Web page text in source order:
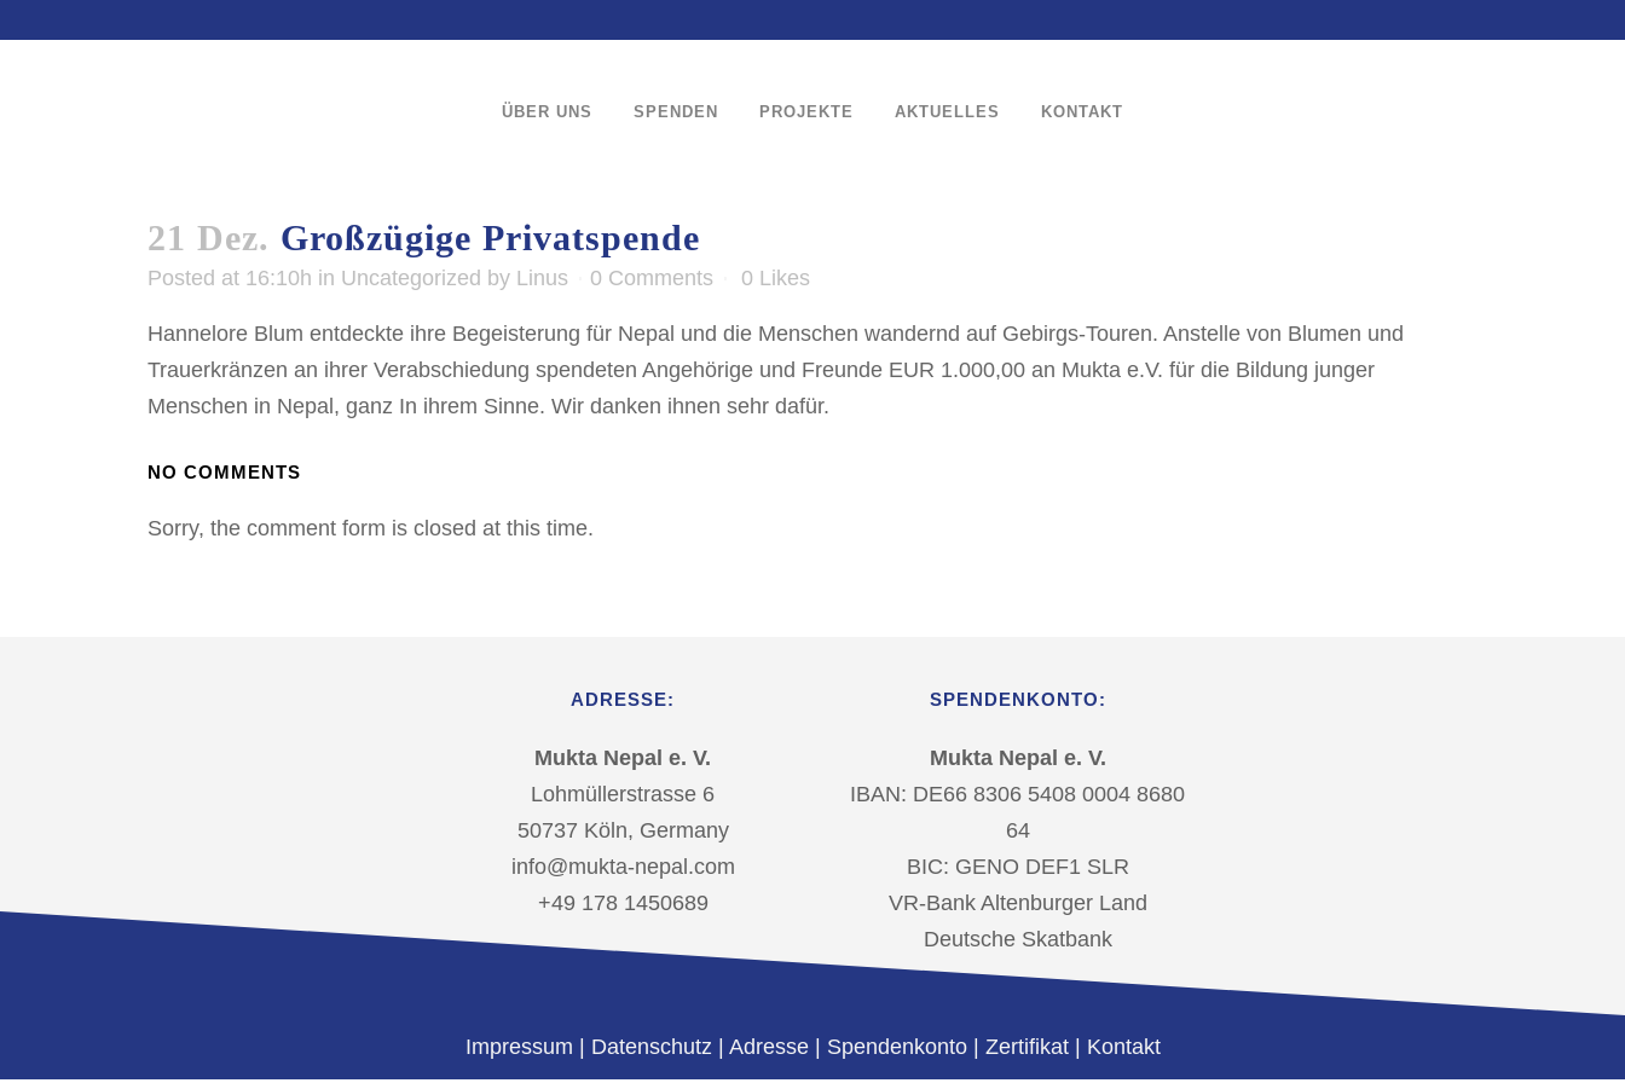
ÜBER UNS SPENDEN PROJEKTE AKTUELLES KONTAKT
21 Dez. Großzügige Privatspende
Posted at 16:10h in Uncategorized by Linus 0 Comments 0 Likes
Hannelore Blum entdeckte ihre Begeisterung für Nepal und die Menschen wandernd auf Gebirgs-Touren. Anstelle von Blumen und
Trauerkränzen an ihrer Verabschiedung spendeten Angehörige und Freunde EUR 1.000,00 an Mukta e.V. für die Bildung junger
Menschen in Nepal, ganz In ihrem Sinne. Wir danken ihnen sehr dafür.
NO COMMENTS
Sorry, the comment form is closed at this time.
ADRESSE:
Mukta Nepal e. V.
Lohmüllerstrasse 6
50737 Köln, Germany
info@mukta-nepal.com
+49 178 1450689
SPENDENKONTO:
Mukta Nepal e. V.
IBAN: DE66 8306 5408 0004 8680
64
BIC: GENO DEF1 SLR
VR-Bank Altenburger Land
Deutsche Skatbank
Impressum Datenschutz Adresse| Spendenkonto| Zertifikat| Kontakt